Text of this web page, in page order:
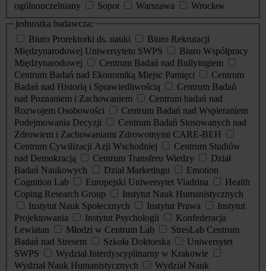
ogólnouczelniany
Sopot Warszawa
Wrocław
jednostka badawcza:
Biuro Prorektorki ds. nauki
Biuro Rekrutacji
Międzynarodowej Uniwersytetu SWPS
Biuro Współpracy
Międzynarodowej
Centrum Badań nad Bullyingiem
Centrum Badań nad Ekonomiką Miejsc Pamięci
Centrum
Badań nad Historią i Sprawiedliwością
Centrum Badań
nad Poznaniem i Zachowaniem
Centrum badań nad
Rozwojem Osobowości
Centrum Badań nad Wspieraniem
Podejmowania Decyzji
Centrum Badań Stosowanych nad
Zdrowiem i Zachowaniami Zdrowotnymi CARE-BEH
Centrum Cywilizacji Azji Wschodniej
Centrum Studiów
nad Demokracją
Centrum Transferu Wiedzy
Dział
Badań Naukowych
Dział Marketingu
Emotion
Cognition Lab
Europejski Uniwersytet Viadrina
Health
Coping Research Group
Instytut Nauk Humanistycznych
Instytut Nauk Społecznych
Instytut Prawa
Instytut
Projektowania
Instytut Psychologii
Konfederacja
Lewiatan
Młodzi w Centrum Lab
StresLab Centrum
Badań nad Stresem
Szkoła Doktorska
Uniwersytet
SWPS
Wydział Interdyscyplinarny w Krakowie
Wydział Nauk Humanistycznych
Wydział Nauk